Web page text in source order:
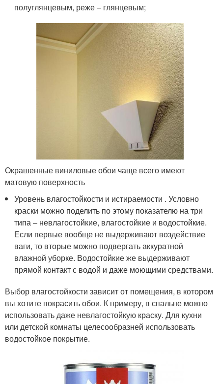
полуглянцевым, реже – глянцевым;
Окрашенные виниловые обои чаще всего имеют
матовую поверхность
Уровень влагостойкости и истираемости . Условно
краски можно поделить по этому показателю на три
типа – невлагостойкие, влагостойкие и водостойкие.
Если первые вообще не выдерживают воздействие
ваги, то вторые можно подвергать аккуратной
влажной уборке. Водостойкие же выдерживают
прямой контакт с водой и даже моющими средствами.
Выбор влагостойкости зависит от помещения, в котором
вы хотите покрасить обои. К примеру, в спальне можно
использовать даже невлагостойкую краску. Для кухни
или детской комнаты целесообразней использовать
водостойкое покрытие.